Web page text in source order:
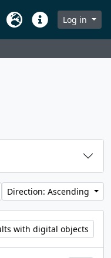
LanguageQuick linksLog in
Direction: Ascending
with digital objects